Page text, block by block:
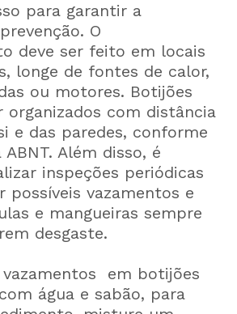
para garantir a
O
deve ser feito em locais
longe de fontes de calor,
ou motores. Botijões
organizados com distância
e das paredes, conforme
Além disso, é
inspeções periódicas
possíveis vazamentos e
e mangueiras sempre
desgaste.
vazamentos em botijões
água e sabão, para